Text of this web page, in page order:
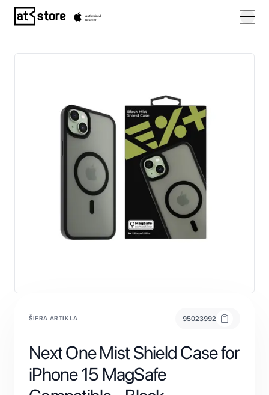
Posjetite početnu stranicu AT Store
ŠIFRA ARTIKLA 95023992
Next One Mist Shield Case for
iPhone 15 MagSafe